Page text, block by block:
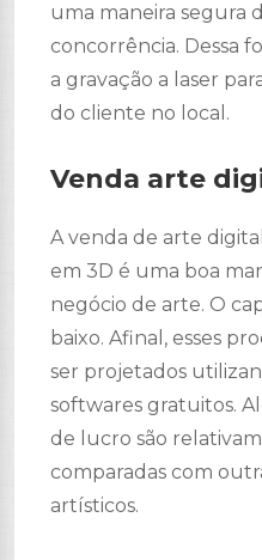
uma maneira segura
concorrência. Dessa
a gravação a laser
do cliente no local.
Venda arte
A venda de arte
em 3D é uma boa
negócio de arte. O
baixo. Afinal, esses
ser projetados
softwares gratuitos.
de lucro são
comparadas com
artísticos.